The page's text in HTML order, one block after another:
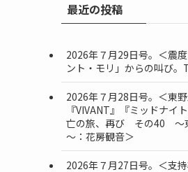
最近の投稿
2026年７月29日号。＜震
ント・モリ」からの叫び。
2026年７月28日号。＜東
『VIVANT』『ミッドナイ
亡の旅、再び その40 ～
～：花房観音＞
2026年７月27日号。＜支